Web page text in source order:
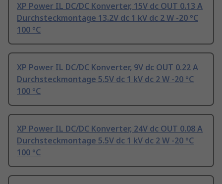
XP Power IL DC/DC Konverter, 15V dc OUT 0.13 A
Durchsteckmontage 13.2V dc 1 kV dc 2 W -20 °C
100 °C
XP Power IL DC/DC Konverter, 9V dc OUT 0.22 A
Durchsteckmontage 5.5V dc 1 kV dc 2 W -20 °C
100 °C
XP Power IL DC/DC Konverter, 24V dc OUT 0.08 A
Durchsteckmontage 5.5V dc 1 kV dc 2 W -20 °C
100 °C